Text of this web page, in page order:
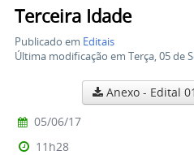
Terceira Idade
Publicado em Editais
Última modificação em Terça, 05 de
Anexo - Edital
05/06/17
11h28